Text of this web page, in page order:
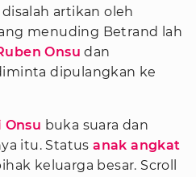
artikan oleh
menuding Betrand lah
Onsu dan
dipulangkan ke
Onsu buka suara dan
itu. Statusanak angkat
keluarga besar. Scroll